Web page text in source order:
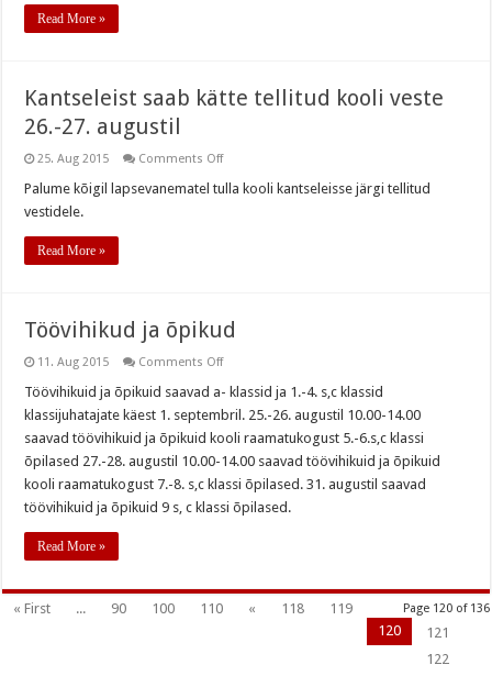
Read More »
Kantseleist saab kätte tellitud kooli veste
26.-27. augustil
25. Aug 2015 Comments Offon
saab
Palume kõigil lapsevanematel tulla kooli kantseleisse järgi tellitud
vestidele.
Read More »
Töövihikud ja õpikud
11. Aug 2015 Comments Offon
ja
Töövihikuid ja õpikuid saavad a- klassid ja 1.-4. s,c klassid
klassijuhatajate käest 1. septembril. 25.-26. augustil 10.00-14.00
saavad töövihikuid ja õpikuid kooli raamatukogust 5.-6.s,c klassi
õpilased 27.-28. augustil 10.00-14.00 saavad töövihikuid ja õpikuid
kooli raamatukogust 7.-8. s,c klassi õpilased. 31. augustil saavad
töövihikuid ja õpikuid 9 s, c klassi õpilased.
Read More »
Page 120 of 136
« First ... 90 100 110 « 118
119
120
121
122